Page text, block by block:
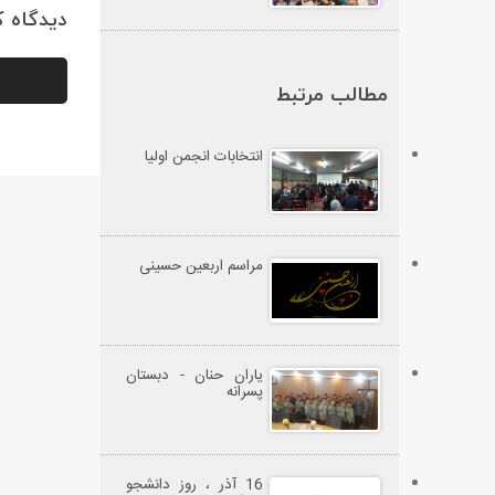
دیدگاه
مطالب مرتبط
انتخابات انجمن اولیا
مراسم اربعین حسینی
یاران حنان - دبستان
پسرانه
16 آذر ، روز دانشجو